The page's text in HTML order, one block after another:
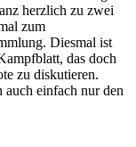
herzlich zu zwei
zum
Diesmal ist
das doch
zu diskutieren.
einfach nur den